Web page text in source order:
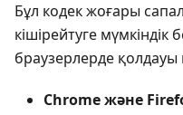
Бұл кодек жоғары
кішірейтуге
браузерлерде қолдауы
Chrome және